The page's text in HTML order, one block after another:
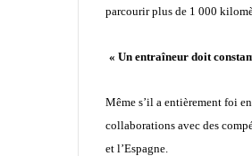
parcourir plus de 1 000
« Un entraîneur doit
Même s’il a entièrement foi
collaborations avec des
et l’Espagne.